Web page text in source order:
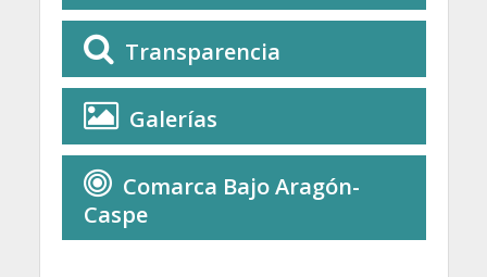
Transparencia
Galerías
Comarca Bajo Aragón-
Caspe